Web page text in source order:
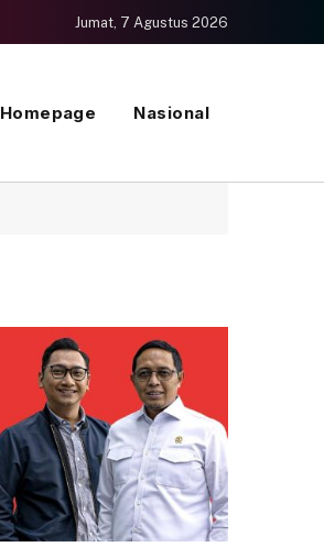
Jumat, 7 Agustus 2026
Homepage Nasional